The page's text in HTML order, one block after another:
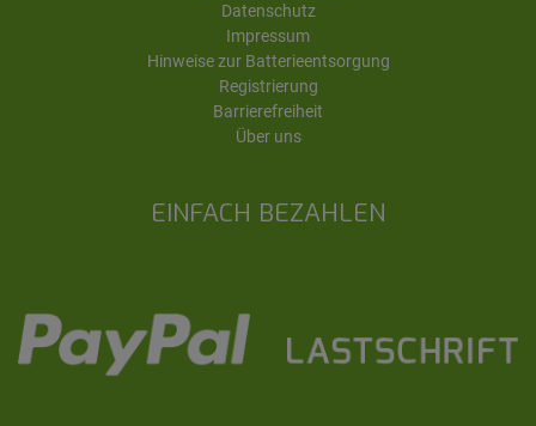
EINFACH BEZAHLEN
Datenschutz
Impressum
Hinweise zur Batterieentsorgung
Registrierung
Barrierefreiheit
Über uns